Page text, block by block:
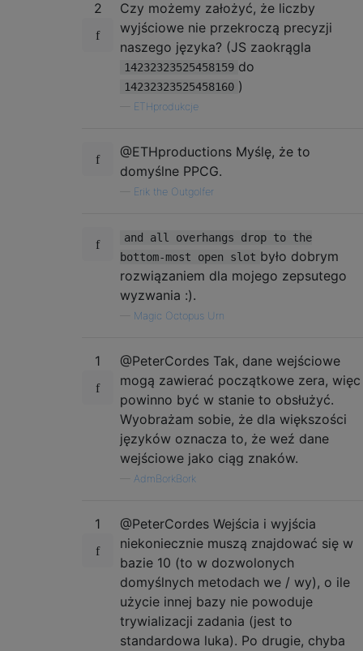
2
Czy możemy założyć, że liczby
wyjściowe nie przekroczą precyzji
naszego języka? (JS zaokrągla
14232323525458159 do
14232323525458160 )
ETHprodukcje
@ETHproductions Myślę, że to
domyślne PPCG.
Erik the Outgolfer
and all overhangs drop to the
bottom-most open slot było dobrym
rozwiązaniem dla mojego zepsutego
wyzwania :).
Magic Octopus Urn
1
@PeterCordes Tak, dane wejściowe
mogą zawierać początkowe zera, więc
powinno być w stanie to obsłużyć.
Wyobrażam sobie, że dla większości
języków oznacza to, że weź dane
wejściowe jako ciąg znaków.
AdmBorkBork
1
@PeterCordes Wejścia i wyjścia
niekoniecznie muszą znajdować się w
bazie 10 (to w dozwolonych
domyślnych metodach we / wy), o ile
użycie innej bazy nie powoduje
trywializacji zadania (jest to
standardowa luka). Po drugie, chyba